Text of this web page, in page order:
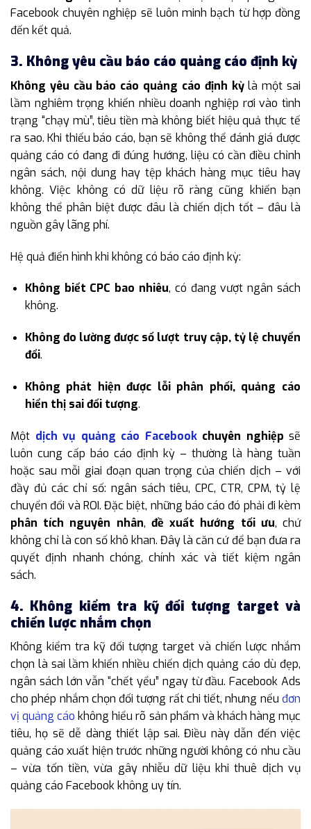
Facebook chuyên nghiệp sẽ luôn minh bạch từ hợp đồng
đến kết quả.
3. Không yêu cầu báo cáo quảng cáo định kỳ
Không yêu cầu báo cáo quảng cáo định kỳlà một sai
lầm nghiêm trọng khiến nhiều doanh nghiệp rơi vào tình
trạng “chạy mù”, tiêu tiền mà không biết hiệu quả thực tế
ra sao. Khi thiếu báo cáo, bạn sẽ không thể đánh giá được
quảng cáo có đang đi đúng hướng, liệu có cần điều chỉnh
ngân sách, nội dung hay tệp khách hàng mục tiêu hay
không. Việc không có dữ liệu rõ ràng cũng khiến bạn
không thể phân biệt được đâu là chiến dịch tốt – đâu là
nguồn gây lãng phí.
Hệ quả điển hình khi không có báo cáo định kỳ:
Không biết CPC bao nhiêu, có đang vượt ngân sách
không.
Không đo lường được số lượt truy cập, tỷ lệ chuyển
đổi.
Không phát hiện được lỗi phân phối, quảng cáo
hiển thị sai đối tượng.
Một dịch vụ quảng cáo Facebookchuyên nghiệp sẽ
luôn cung cấp báo cáo định kỳ – thường là hàng tuần
hoặc sau mỗi giai đoạn quan trọng của chiến dịch – với
đầy đủ các chỉ số: ngân sách tiêu, CPC, CTR, CPM, tỷ lệ
chuyển đổi và ROI. Đặc biệt, những báo cáo đó phải đi kèm
phân tích nguyên nhân, đề xuất hướng tối ưu, chứ
không chỉ là con số khô khan. Đây là căn cứ để bạn đưa ra
quyết định nhanh chóng, chính xác và tiết kiệm ngân
sách.
4. Không kiểm tra kỹ đối tượng target và
chiến lược nhắm chọn
Không kiểm tra kỹ đối tượng target và chiến lược nhắm
chọn là sai lầm khiến nhiều chiến dịch quảng cáo dù đẹp,
ngân sách lớn vẫn “chết yểu” ngay từ đầu. Facebook Ads
cho phép nhắm chọn đối tượng rất chi tiết, nhưng nếu đơn
vị quảng cáo không hiểu rõ sản phẩm và khách hàng mục
tiêu, họ sẽ dễ dàng thiết lập sai. Điều này dẫn đến việc
quảng cáo xuất hiện trước những người không có nhu cầu
– vừa tốn tiền, vừa gây nhiễu dữ liệu khi thuê dịch vụ
quảng cáo Facebook không uy tín.